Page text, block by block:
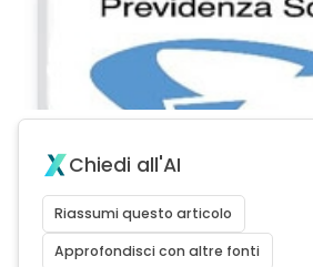
Chiedi all'AI
Riassumi questo articolo
Approfondisci con altre fonti